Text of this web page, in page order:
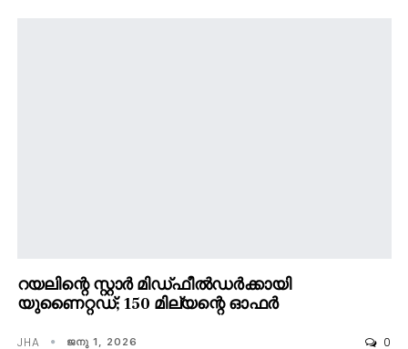
റയലിന്റെ സ്റ്റാർ മിഡ്ഫീൽഡർക്കായി
യുണൈറ്റഡ്; 150 മില്യന്റെ ഓഫർ
JHA ജനു 1, 2026 0